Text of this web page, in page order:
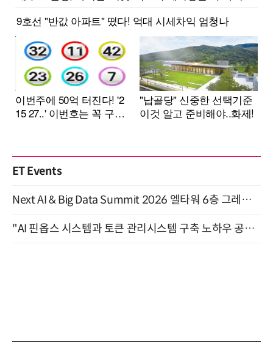
ET Events
Next AI & Big Data Summit 2026 엘타워 6층 그레이스홀 개최 (9/18)
"AI 핀옵스 시스템과 토큰 관리시스템 구축 노하우 공개" 잠실 한국광고문화회관 2층 대회의실 (8/21)